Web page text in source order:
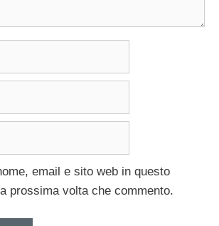
email e sito web in questo
prossima volta che commento.